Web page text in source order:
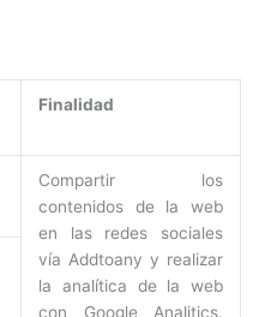
Finalidad
Compartir los
contenidos de la web
en las redes sociales
vía Addtoany y realizar
la analítica de la web
con Google Analitics.